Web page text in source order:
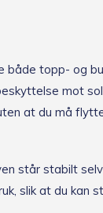
topp- og
mot
at du må
står stabilt
slik at du kan